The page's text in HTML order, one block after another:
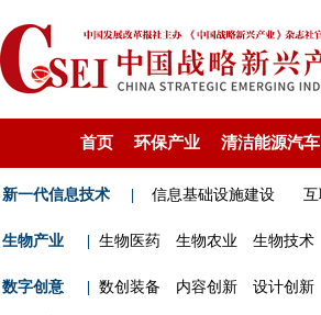
首页 环保产业 清洁能源汽车
新一代信息技术 信息基础设施建设
生物产业 生物医药 生物农业 生物技术
数字创意 数创装备 内容创新 设计创新